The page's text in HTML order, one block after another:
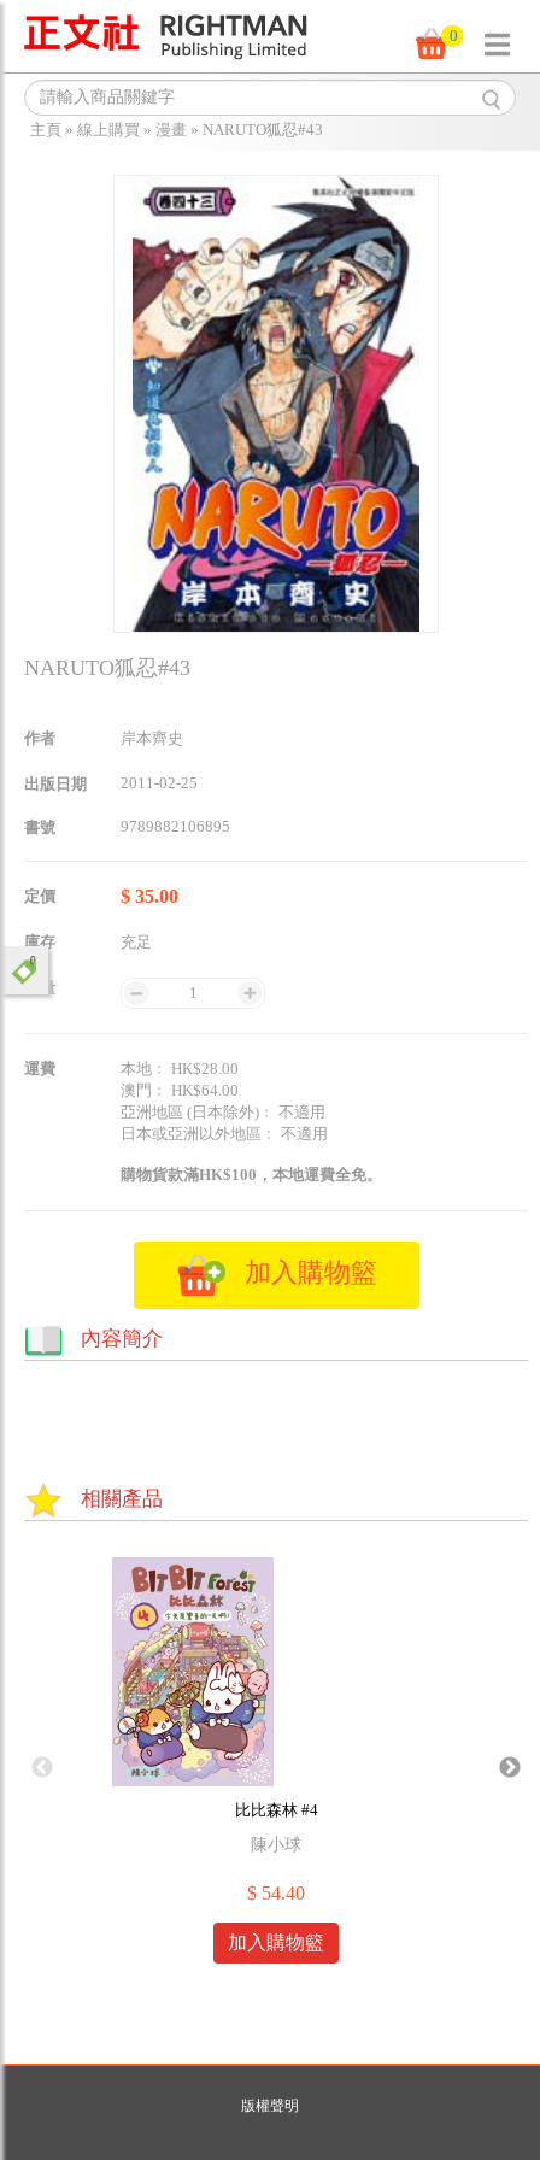
0
主頁 » 線上購買 » 漫畫 » NARUTO狐忍#43
NARUTO狐忍#43
作者 岸本齊史
出版日期 2011-02-25
書號 9789882106895
定價 $ 35.00
庫存 充足
數量 1
運費
本地﹕ HK$28.00
澳門﹕ HK$64.00
亞洲地區 (日本除外)﹕ 不適用
日本或亞洲以外地區﹕ 不適用
購物貨款滿HK$100，本地運費全免。
加入購物籃
內容簡介
相關產品
比比森林 #4
陳小球
$ 54.40
加入購物籃
版權聲明